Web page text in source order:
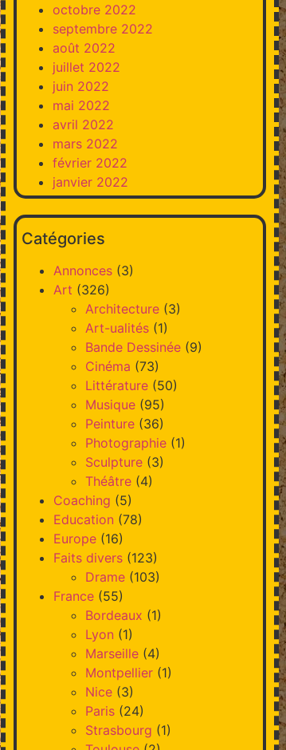
octobre 2022
septembre 2022
août 2022
juillet 2022
juin 2022
mai 2022
avril 2022
mars 2022
février 2022
janvier 2022
Catégories
Annonces(3)
Art (326)
Architecture(3)
Art-ualités(1)
Bande Dessinée(9)
Cinéma (73)
Littérature(50)
Musique(95)
Peinture(36)
Photographie(1)
Sculpture(3)
Théâtre(4)
Coaching (5)
Education (78)
Europe(16)
Faits divers(123)
Drame(103)
France(55)
Bordeaux (1)
Lyon (1)
Marseille(4)
Montpellier(1)
Nice(3)
Paris(24)
Strasbourg (1)